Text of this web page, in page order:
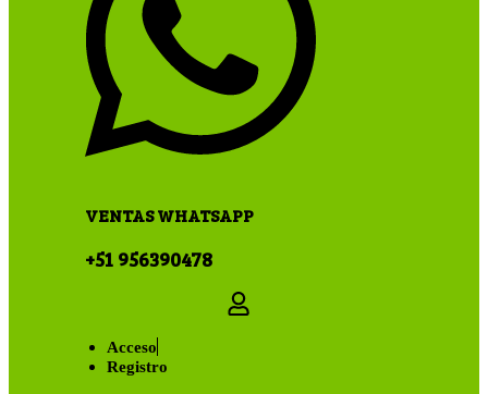
VENTAS WHATSAPP
+51 956390478
Acceso
Registro